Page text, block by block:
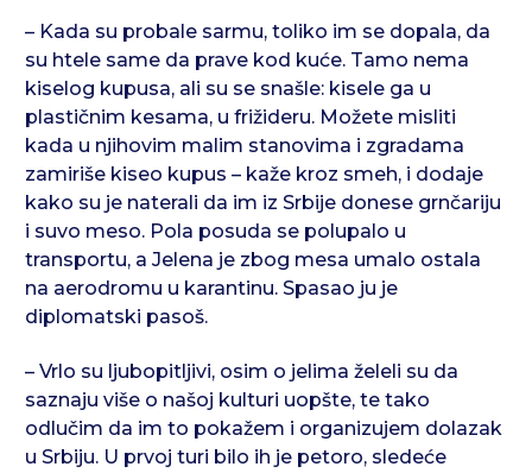
– Kada su probale sarmu, toliko im se dopala, da
su htele same da prave kod kuće. Tamo nema
kiselog kupusa, ali su se snašle: kisele ga u
plastičnim kesama, u frižideru. Možete misliti
kada u njihovim malim stanovima i zgradama
zamiriše kiseo kupus – kaže kroz smeh, i dodaje
kako su je naterali da im iz Srbije donese grnčariju
i suvo meso. Pola posuda se polupalo u
transportu, a Jelena je zbog mesa umalo ostala
na aerodromu u karantinu. Spasao ju je
diplomatski pasoš.
– Vrlo su ljubopitljivi, osim o jelima želeli su da
saznaju više o našoj kulturi uopšte, te tako
odlučim da im to pokažem i organizujem dolazak
u Srbiju. U prvoj turi bilo ih je petoro, sledeće